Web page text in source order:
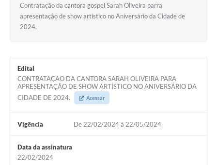
Contratação da cantora gospel Sarah Oliveira parra
apresentação de show artístico no Aniversário da Cidade de
2024.
Edital
CONTRATAÇÃO DA CANTORA SARAH OLIVEIRA PARA
APRESENTAÇÃO DE SHOW ARTÍSTICO NO ANIVERSÁRIO DA
CIDADE DE 2024.
Acessar
Vigência De 22/02/2024 à 22/05/2024
Data da assinatura
22/02/2024